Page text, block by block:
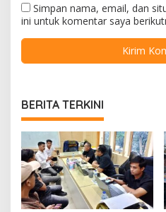
Simpan nama, email, dan
ini untuk komentar saya
BERITA TERKINI